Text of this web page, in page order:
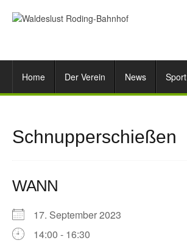
Home Der Verein News Sport
Schnupperschießen
WANN
17. September 2023
14:00 - 16:30